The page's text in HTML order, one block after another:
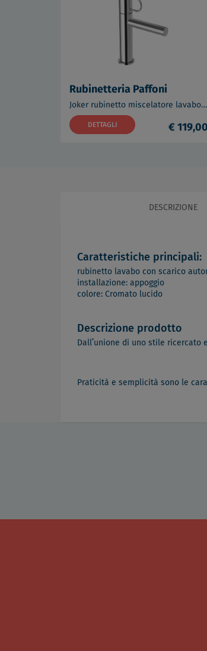
Rubinetteria Paffoni
Joker rubinetto miscelatore lavabo con scarico clic-clac 1"1/4 codice prod: JK071KCR
DETTAGLI € 119,00
DESCRIZIONE
Caratteristiche principali:
rubinetto lavabo con scarico
installazione: appoggio
colore: Cromato lucido
Descrizione prodotto
Dall’unione di uno stile ricercato
Praticità e semplicità sono le